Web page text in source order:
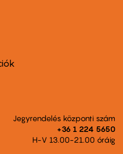
Jegyrendelés központi szám
+36 1 224 5650
H-V 13.00-21.00 óráig